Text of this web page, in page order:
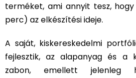
terméket, ami annyit tesz,
perc) az elkészítési ideje.
A saját, kiskereskedelmi
fejlesztik, az alapanyag és a
zabon, emellett jelenleg